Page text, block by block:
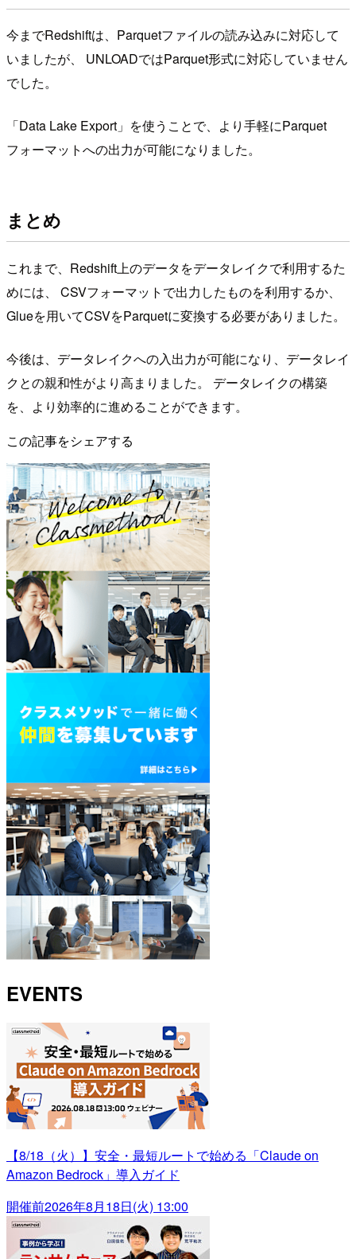
今までRedshiftは、Parquetファイルの読み込みに対応して
いましたが、 UNLOADではParquet形式に対応していません
でした。
「Data Lake Export」を使うことで、より手軽にParquet
フォーマットへの出力が可能になりました。
まとめ
これまで、Redshift上のデータをデータレイクで利用するた
めには、 CSVフォーマットで出力したものを利用するか、
Glueを用いてCSVをParquetに変換する必要がありました。
今後は、データレイクへの入出力が可能になり、データレイ
クとの親和性がより高まりました。 データレイクの構築
を、より効率的に進めることができます。
この記事をシェアする
EVENTS
【8/18（火）】安全・最短ルートで始める「Claude on
Amazon Bedrock」導入ガイド
開催前2026年8月18日(火) 13:00